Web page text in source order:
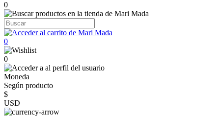
0
0
0
Moneda
Según producto
$
USD